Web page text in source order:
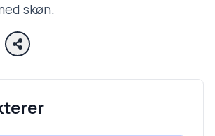
skøn.